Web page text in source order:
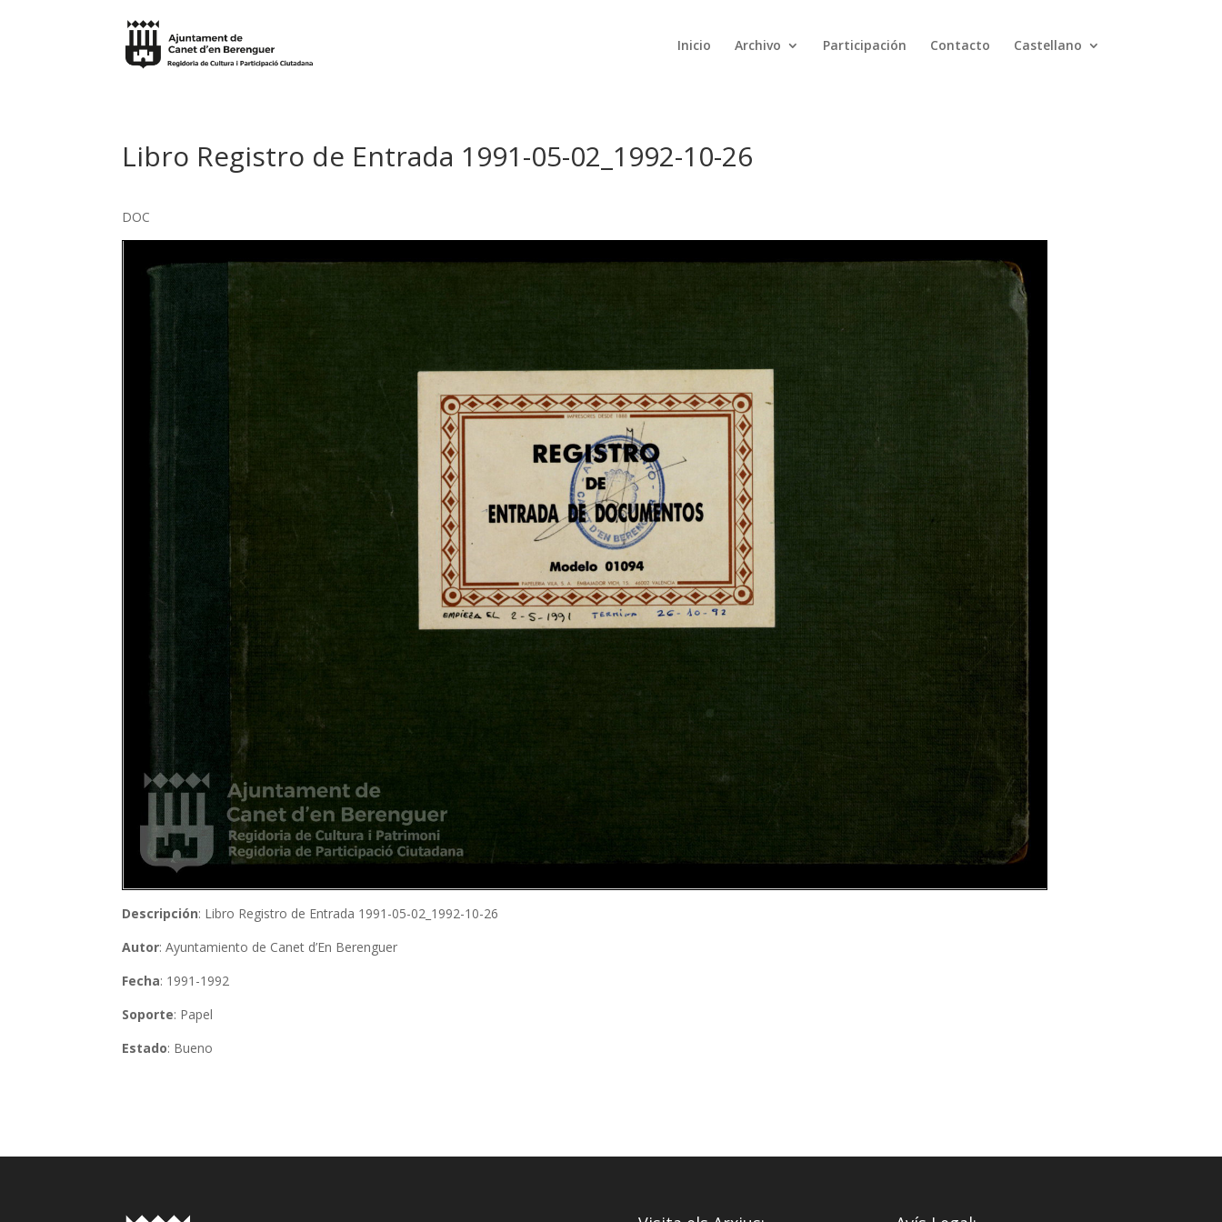
Inicio Archivo Participación Contacto Castellano
Libro Registro de Entrada 1991-05-02_1992-10-26
DOC
Descripción: Libro Registro de Entrada 1991-05-02_1992-10-26
Autor: Ayuntamiento de Canet d’En Berenguer
Fecha: 1991-1992
Soporte: Papel
Estado: Bueno